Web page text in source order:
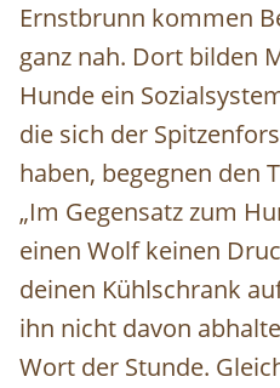
Ernstbrunn kommen
ganz nah. Dort bilden
Hunde ein
die sich der
haben, begegnen den
„Im Gegensatz zum
einen Wolf keinen
deinen Kühlschrank
ihn nicht davon
Wort der Stunde.